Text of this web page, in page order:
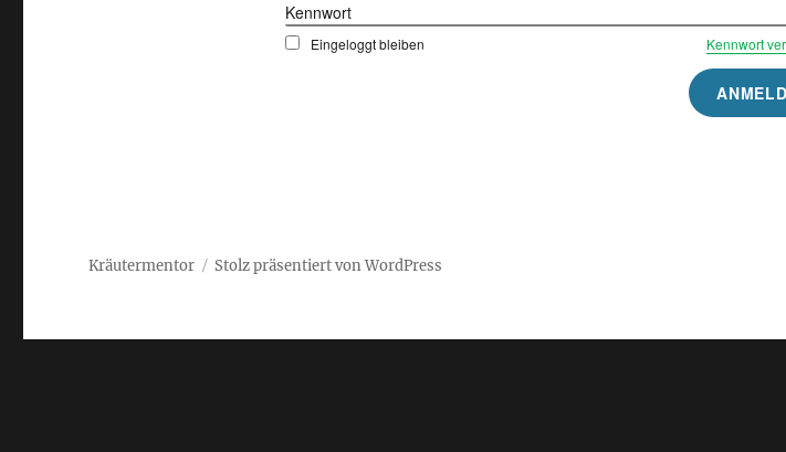
Kennwort
Eingeloggt bleiben Kennwort
Kräutermentor Stolz präsentiert von WordPress